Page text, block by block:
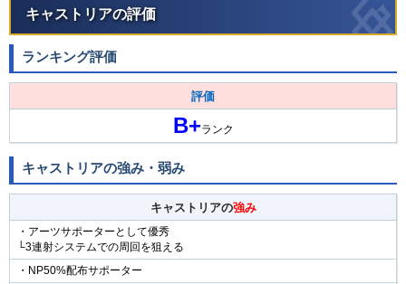
キャストリアの評価
ランキング評価
評価
B+ランク
キャストリアの強み・弱み
キャストリアの強み
・アーツサポーターとして優秀
└3連射システムでの周回を狙える
・NP50%配布サポーター